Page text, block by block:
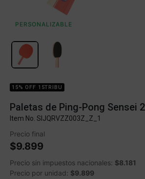
PERSONALIZABLE
15% OFF 15TRIBU
Paletas de Ping-Pong Sensei
Item No. SIJQRVZZ003Z_Z_1
Precio final
$9.899
Precio sin impuestos nacionales: $8.181
Precio por unidad: $9.899